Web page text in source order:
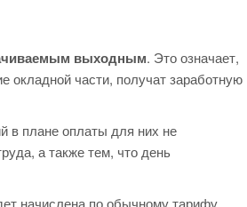
выходным. Это означает,
окладной части, получат заработную
в плане оплаты для них не
а также тем, что день
начислена по обычному тарифу.